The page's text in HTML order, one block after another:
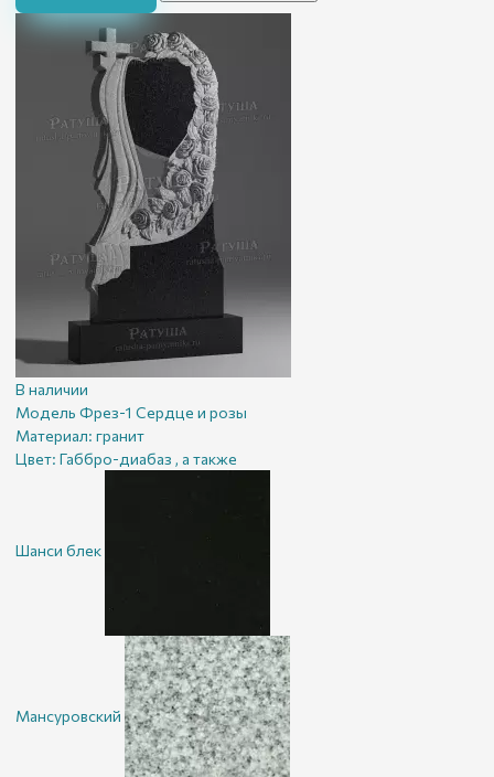
В наличии
Модель Фрез-1 Сердце и розы
Материал: гранит
Цвет: Габбро-диабаз , а также
Шанси блек
Мансуровский